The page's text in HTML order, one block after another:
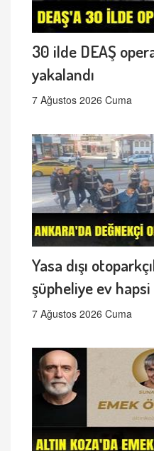
30 ilde DEAŞ
yakalandı
7 Ağustos 2026 Cuma
Yasa dışı
şüpheliye ev hapsi
7 Ağustos 2026 Cuma